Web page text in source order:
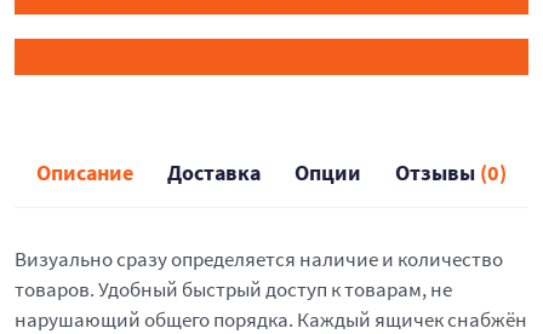
Описание Доставка Опции Отзывы (0)
Визуально сразу определяется наличие и количество
товаров. Удобный быстрый доступ к товарам, не
нарушающий общего порядка. Каждый ящичек снабжён